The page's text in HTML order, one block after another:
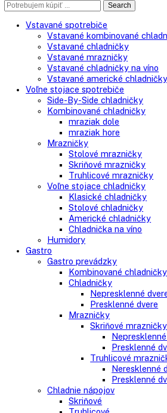
O spoločnosti
Kontaktujte nás
Search
Vstavané spotrebiče
Vstavané kombinované
Vstavané chladničky
Vstavané mrazničky
Vstavané chladničky na
Vstavané americké
Voľne stojace spotrebiče
Side-By-Side chladničky
Kombinované chladničky
mraziak dole
mraziak hore
Mrazničky
Stolové mrazničky
Skriňové mrazničky
Truhlicové mrazničky
Klasické chladničky
Stolové chladničky
Americké chladničky
Chladnička na víno
Humidory
Gastro prevádzky
Kombinované
Chladničky
Nepresklenné
Presklenné
Mrazničky
Skriňové